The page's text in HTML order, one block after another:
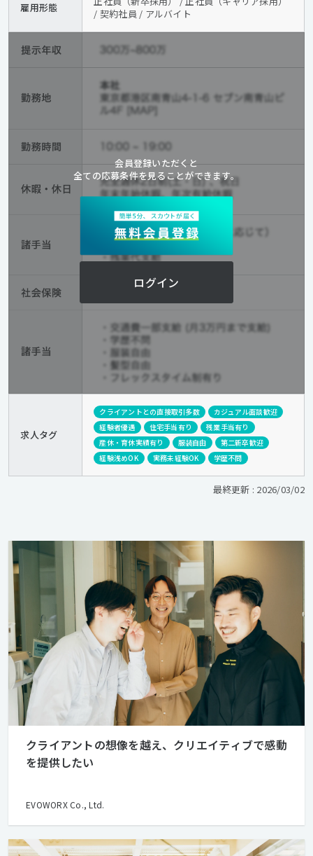
雇用形態
/ 契約社員 / アルバイト
会員登録いただくと
全ての応募条件を見ることができます。
ログイン
求人タグ
クライアントとの直接取引多数
カジュアル面談歓迎
経験者優遇
住宅手当有り
残業手当有り
産休・育休実績有り
服装自由
第二新卒歓迎
経験浅めOK
実務未経験OK 学歴不問
最終更新 : 2026/03/02
クライアントの想像を越え、クリエイティブで感動
を提供したい
EVOWORX Co., Ltd.